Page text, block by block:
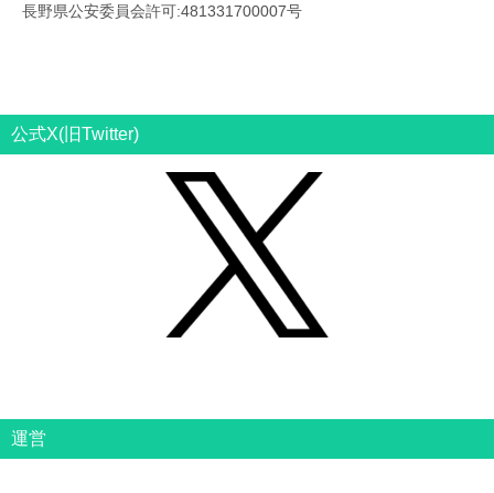
長野県公安委員会許可:481331700007号
公式X(旧Twitter)
運営